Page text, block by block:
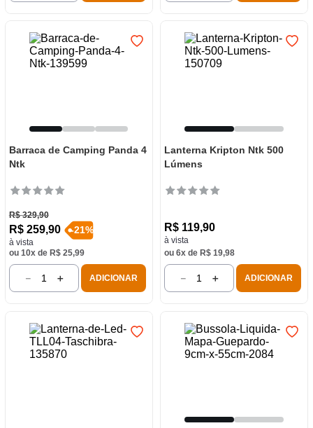
Barraca de Camping Panda 4
Ntk
R$ 329,90
R$ 259,90
à vista
-21%
ou 10x de R$ 25,99
＋
－ ADICIONAR
Lanterna Kripton Ntk 500
Lúmens
R$ 119,90
à vista
ou 6x de R$ 19,98
＋
－ ADICIONAR